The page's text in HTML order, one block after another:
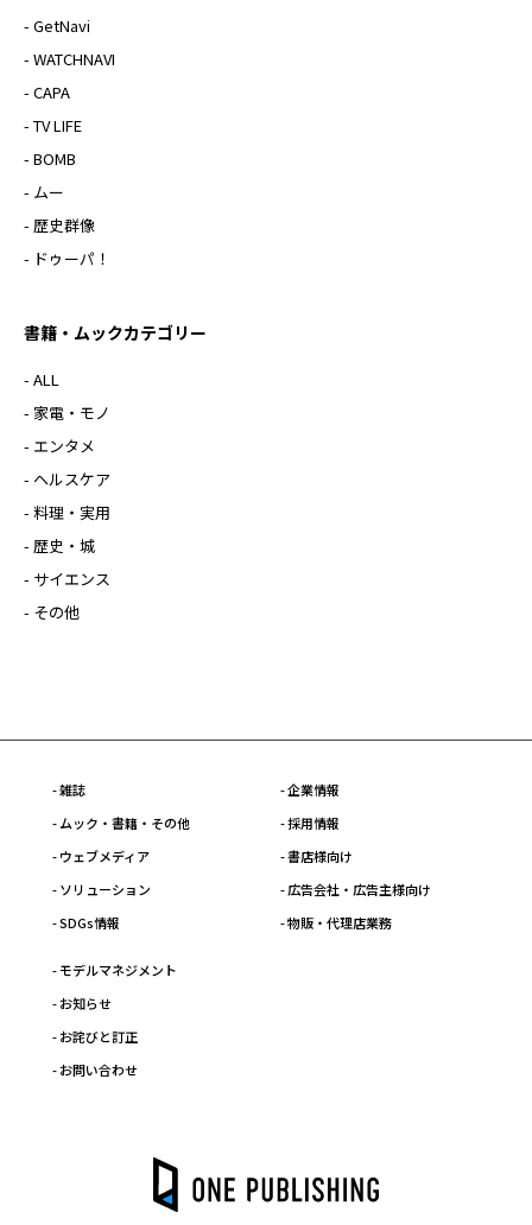
- GetNavi
- WATCHNAVI
- CAPA
- TV LIFE
- BOMB
- ムー
- 歴史群像
- ドゥーパ！
書籍・ムックカテゴリー
- ALL
- 家電・モノ
- エンタメ
- ヘルスケア
- 料理・実用
- 歴史・城
- サイエンス
- その他
- 雑誌
- ムック・書籍・その他
- ウェブメディア
- ソリューション
- SDGs情報
- 企業情報
- 採用情報
- 書店様向け
- 広告会社・広告主様向け
- 物販・代理店業務
- モデルマネジメント
- お知らせ
- お詫びと訂正
- お問い合わせ